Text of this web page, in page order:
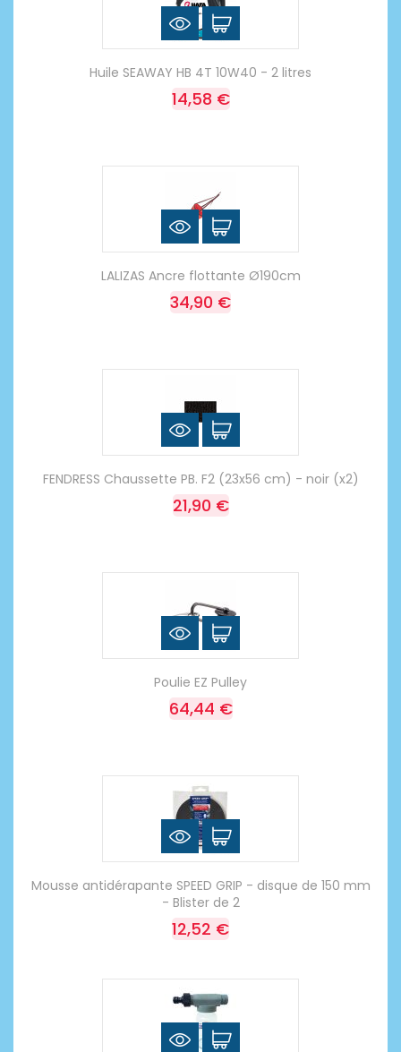
Huile SEAWAY HB 4T 10W40 - 2 litres
14,58 €
LALIZAS Ancre flottante Ø190cm
34,90 €
FENDRESS Chaussette PB. F2 (23x56 cm) - noir (x2)
21,90 €
Poulie EZ Pulley
64,44 €
Mousse antidérapante SPEED GRIP - disque de 150 mm
- Blister de 2
12,52 €